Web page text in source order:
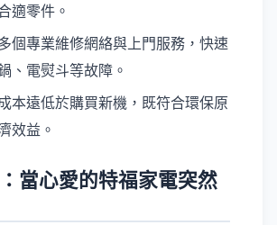
適零件。
個專業維修網絡與上門服務，快速
、電熨斗等故障。
本遠低於購買新機，既符合環保原
效益。
當心愛的特福家電突然